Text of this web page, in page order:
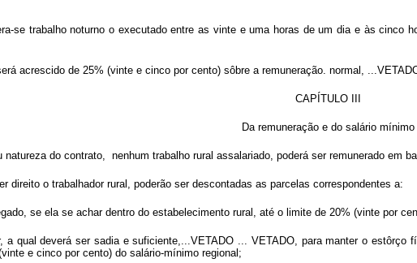
se trabalho noturno o executado entre as vinte e uma horas de um dia e às
acrescido de 25% (vinte e cinco por cento) sôbre a remuneração. normal,
CAPÍTULO III
Da remuneração e do salário mínimo
do contrato, nenhum trabalho rural assalariado, poderá ser remunerado em
direito o trabalhador rural, poderão ser descontadas as parcelas correspondentes a:
se ela se achar dentro do estabelecimento rural, até o limite de 20% (vinte por
a qual deverá ser sadia e suficiente,...VETADO ... VETADO, para manter o
e cinco por cento) do salário-mínimo regional;